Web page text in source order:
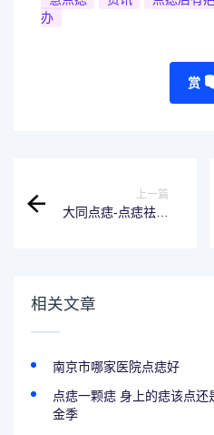
办
赏
上一篇
大同点痣-点痣祛斑
相关文章
南京市哪家医院点痣好
点痣一颗痣 身上的痣该点
金季